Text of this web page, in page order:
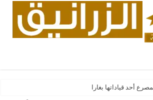
أحد قياداتها بغارات جوية سعودية ع